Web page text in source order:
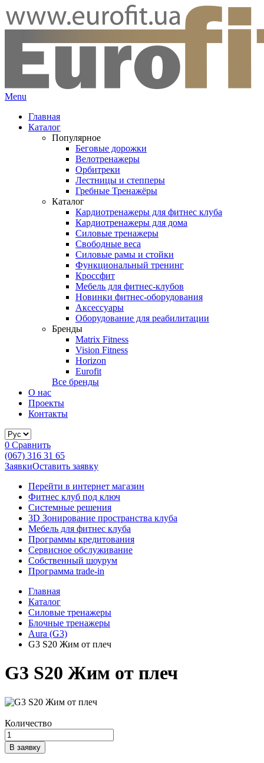
Menu
Главная
Каталог
Популярное
Беговые дорожки
Велотренажеры
Орбитреки
Лестницы и степперы
Гребные Тренажёры
Каталог
Кардиотренажеры для фитнес клуба
Кардиотренажеры для дома
Силовые тренажеры
Свободные веса
Силовые рамы и стойки
Функциональный тренинг
Кроссфит
Мебель для фитнес-клубов
Новинки фитнес-оборудования
Аксессуары
Оборудование для реабилитации
Бренды
Matrix Fitness
Vision Fitness
Horizon
Eurofit
Все бренды
О нас
Проекты
Контакты
0 Сравнить
(067) 316 31 65
ЗаявкиОставить заявку
Перейти в интернет магазин
Фитнес клуб под ключ
Системные решения
3D Зонирование пространства клуба
Мебель для фитнес клуба
Программы кредитования
Сервисное обслуживание
Собственный шоурум
Программа trade-in
Главная
Каталог
Силовые тренажеры
Блочные тренажеры
Aura (G3)
G3 S20 Жим от плеч
G3 S20 Жим от плеч
Количество
В заявку